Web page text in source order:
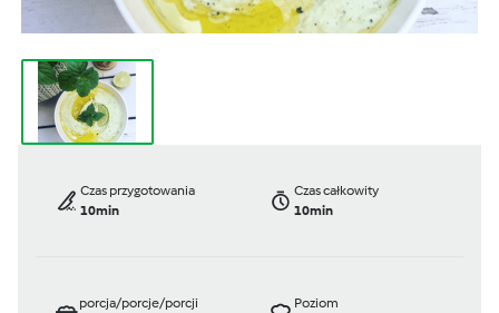
Czas przygotowania
10min
Czas całkowity
10min
porcja/porcje/porcji
Poziom